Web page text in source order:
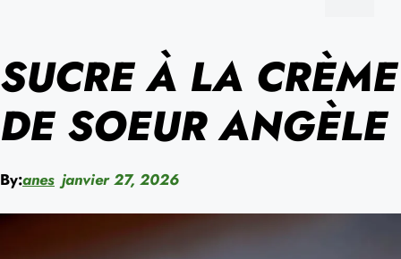
SUCRE À LA CRÈME
DE SOEUR ANGÈLE
By:anes janvier 27, 2026